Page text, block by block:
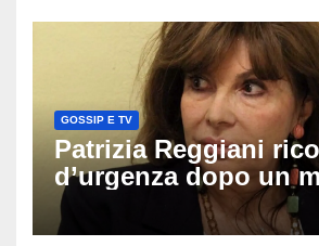
GOSSIP E TV
Patrizia Reggiani
d’urgenza dopo un
vacanza: come sta
Lady Gucci